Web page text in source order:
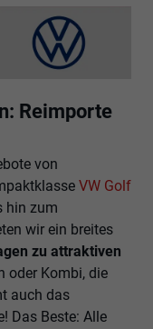
Reimporte
von
VW Golf
hin zum
wir ein breites
zu attraktiven
oder Kombi, die
auch das
Das Beste: Alle